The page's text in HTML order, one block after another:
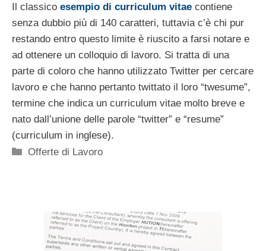
Il classico esempio di curriculum vitae contiene
senza dubbio più di 140 caratteri, tuttavia c’è chi pur
restando entro questo limite è riuscito a farsi notare e
ad ottenere un colloquio di lavoro. Si tratta di una
parte di coloro che hanno utilizzato Twitter per cercare
lavoro e che hanno pertanto twittato il loro “twesume”,
termine che indica un curriculum vitae molto breve e
nato dall’unione delle parole “twitter” e “resume”
(curriculum in inglese).
Categorie
Offerte di Lavoro